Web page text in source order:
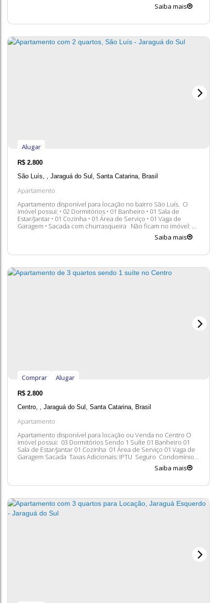
informações, ficaremos felizes em lhe atender. 😀 ASaiba mais
Apartamento
R$ 2.800
São Luís
Jaraguá do Sul Santa Catarina Brasil
Apartamento disponível para locação no bairro São Luís. O
imóvel possui: • 02 Dormitórios • 01 Banheiro • 01 Sala de
Estar/Jantar • 01 Cozinha • 01 Área de Serviço • 01 Vaga de
Garagem • Sacada com churrasqueira Não ficam no imóvel: Ar
condicionado da sala de estar, geladeira, micro-ondas e
máquina de lavar. Taxas Adicionais: • IPTU • Seguro •...
Alugar
Saiba mais
Apartamento
R$ 2.800
Centro
Jaraguá do Sul Santa Catarina Brasil
Apartamento disponível para locação ou Venda no Centro O
imóvel possui: 03 Dormitórios Sendo 1 Suíte 01 Banheiro 01
Sala de Estar/Jantar 01 Cozinha 01 Área de Serviço 01 Vaga de
Garagem Sacada Taxas Adicionais: IPTU Seguro Condomínio
Entre em contato conosco para mais informações, ficaremos
Comprar Alugar
Saiba mais